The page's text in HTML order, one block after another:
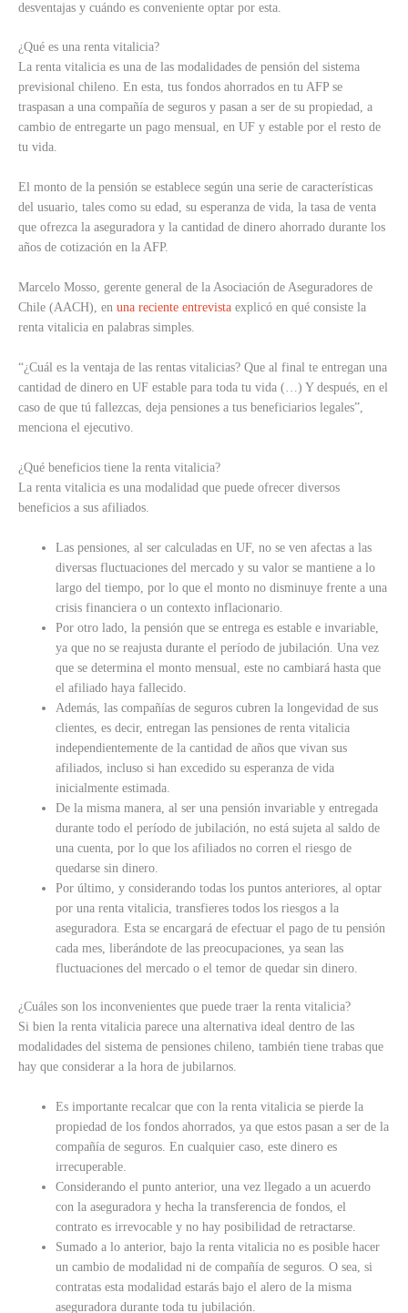
desventajas y cuándo es conveniente optar por esta.
¿Qué es una renta vitalicia?
La renta vitalicia es una de las modalidades de pensión del sistema
previsional chileno. En esta, tus fondos ahorrados en tu AFP se
traspasan a una compañía de seguros y pasan a ser de su propiedad, a
cambio de entregarte un pago mensual, en UF y estable por el resto de
tu vida.
El monto de la pensión se establece según una serie de características
del usuario, tales como su edad, su esperanza de vida, la tasa de venta
que ofrezca la aseguradora y la cantidad de dinero ahorrado durante los
años de cotización en la AFP.
Marcelo Mosso, gerente general de la Asociación de Aseguradores de
Chile (AACH), en una reciente entrevista explicó en qué consiste la
renta vitalicia en palabras simples.
“¿Cuál es la ventaja de las rentas vitalicias? Que al final te entregan una
cantidad de dinero en UF estable para toda tu vida (…) Y después, en el
caso de que tú fallezcas, deja pensiones a tus beneficiarios legales”,
menciona el ejecutivo.
¿Qué beneficios tiene la renta vitalicia?
La renta vitalicia es una modalidad que puede ofrecer diversos
beneficios a sus afiliados.
Las pensiones, al ser calculadas en UF, no se ven afectas a las
diversas fluctuaciones del mercado y su valor se mantiene a lo
largo del tiempo, por lo que el monto no disminuye frente a una
crisis financiera o un contexto inflacionario.
Por otro lado, la pensión que se entrega es estable e invariable,
ya que no se reajusta durante el período de jubilación. Una vez
que se determina el monto mensual, este no cambiará hasta que
el afiliado haya fallecido.
Además, las compañías de seguros cubren la longevidad de sus
clientes, es decir, entregan las pensiones de renta vitalicia
independientemente de la cantidad de años que vivan sus
afiliados, incluso si han excedido su esperanza de vida
inicialmente estimada.
De la misma manera, al ser una pensión invariable y entregada
durante todo el período de jubilación, no está sujeta al saldo de
una cuenta, por lo que los afiliados no corren el riesgo de
quedarse sin dinero.
Por último, y considerando todas los puntos anteriores, al optar
por una renta vitalicia, transfieres todos los riesgos a la
aseguradora. Esta se encargará de efectuar el pago de tu pensión
cada mes, liberándote de las preocupaciones, ya sean las
fluctuaciones del mercado o el temor de quedar sin dinero.
¿Cuáles son los inconvenientes que puede traer la renta vitalicia?
Si bien la renta vitalicia parece una alternativa ideal dentro de las
modalidades del sistema de pensiones chileno, también tiene trabas que
hay que considerar a la hora de jubilarnos.
Es importante recalcar que con la renta vitalicia se pierde la
propiedad de los fondos ahorrados, ya que estos pasan a ser de la
compañía de seguros. En cualquier caso, este dinero es
irrecuperable.
Considerando el punto anterior, una vez llegado a un acuerdo
con la aseguradora y hecha la transferencia de fondos, el
contrato es irrevocable y no hay posibilidad de retractarse.
Sumado a lo anterior, bajo la renta vitalicia no es posible hacer
un cambio de modalidad ni de compañía de seguros. O sea, si
contratas esta modalidad estarás bajo el alero de la misma
aseguradora durante toda tu jubilación.